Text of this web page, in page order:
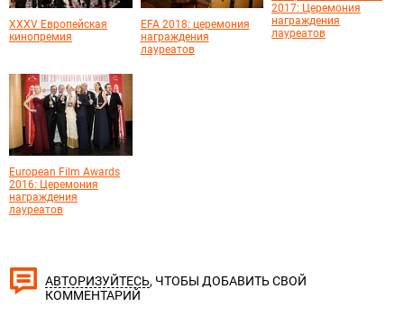
XXXV Европейская
кинопремия
EFA 2018: церемония
награждения
лауреатов
2017: Церемония
награждения
лауреатов
European Film Awards
2016: Церемония
награждения
лауреатов
АВТОРИЗУЙТЕСЬ, ЧТОБЫ ДОБАВИТЬ СВОЙ
КОММЕНТАРИЙ